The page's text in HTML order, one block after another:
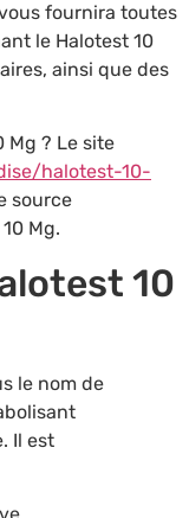
fournira toutes
le Halotest 10
ainsi que des
Mg ? Le site
halotest-10-
source
Mg.
10
le nom de
Il est